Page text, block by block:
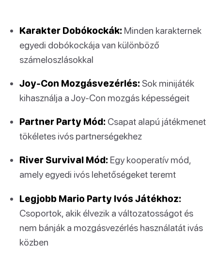
Karakter Dobókockák: Minden karakternek
egyedi dobókockája van különböző
számeloszlásokkal
Joy-Con Mozgásvezérlés: Sok minijáték
kihasználja a Joy-Con mozgás képességeit
Partner Party Mód: Csapat alapú játékmenet
tökéletes ivós partnerségekhez
River Survival Mód: Egy kooperatív mód,
amely egyedi ivós lehetőségeket teremt
Legjobb Mario Party Ivós Játékhoz:
Csoportok, akik élvezik a változatosságot és
nem bánják a mozgásvezérlés használatát ivás
közben